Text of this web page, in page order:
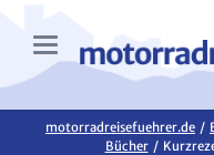
motorradreisefuehrer.de
Bücher